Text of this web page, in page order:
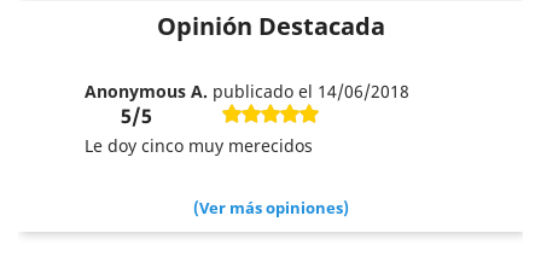
Opinión Destacada
Anonymous A. publicado el 14/06/2018
5/5
Le doy cinco muy merecidos
(Ver más opiniones)